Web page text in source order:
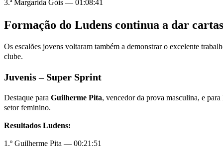
3.ª Margarida Góis — 01:08:41
Formação do Ludens continua a dar cartas
Os escalões jovens voltaram também a demonstrar o excelente
clube.
Juvenis – Super Sprint
Destaque para Guilherme Pita, vencedor da prova masculina, e para
setor feminino.
Resultados Ludens:
1.º Guilherme Pita — 00:21:51